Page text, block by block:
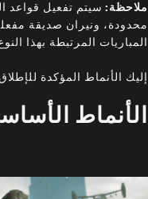
ملاحظة: سيتم تفعيل قواعد
محدودة، ونيران صديقة
المباريات المرتبطة بهذا
إليك الأنماط المؤكدة
الأنماط